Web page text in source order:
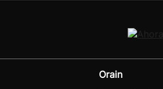
Orain